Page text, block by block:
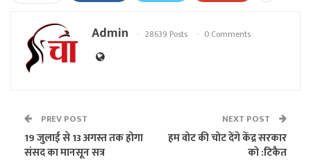
Admin 28639 Posts 0 Comments
PREV POST
19 जुलाई से 13 अगस्त तक होगा
संसद का मानसून सत्र
NEXT POST
हम वोट की चोट देंगे केंद्र सरकार
को :टिकैत